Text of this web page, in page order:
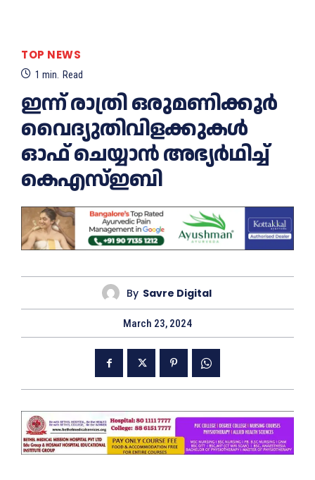
TOP NEWS
1 min. Read
ഇന്ന് രാത്രി ഒരുമണിക്കൂര്‍
വൈദ്യുതിവിളക്കുകള്‍
ഓഫ് ചെയ്യാൻ അഭ്യര്‍ഥിച്ച്‌
കെഎസ്‌ഇബി
By Savre Digital
March 23, 2024